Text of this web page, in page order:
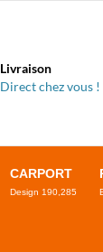
Livraison
Direct chez vous !
CARPORT
Design 190,285